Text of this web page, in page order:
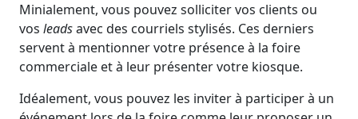
Minialement, vous pouvez solliciter vos clients ou
vos leadsavec des courriels stylisés. Ces derniers
servent à mentionner votre présence à la foire
commerciale et à leur présenter votre kiosque.
Idéalement, vous pouvez les inviter à participer à un